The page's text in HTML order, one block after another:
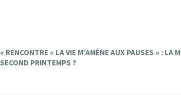
E
v
« RENCONTRE « LA VIE M’AMÈNE AUX PAUSES » : LA
SECOND PRINTEMPS ?